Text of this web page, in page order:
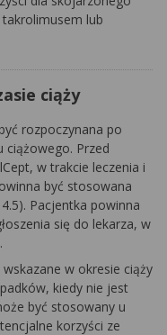
lub
ciąży
rozpoczynana po
ciążowego. Przed
w trakcie leczenia i
być stosowana
Pacjentka powinna
się do lekarza, w
w okresie ciąży
kiedy nie jest
być stosowany u
korzyści ze